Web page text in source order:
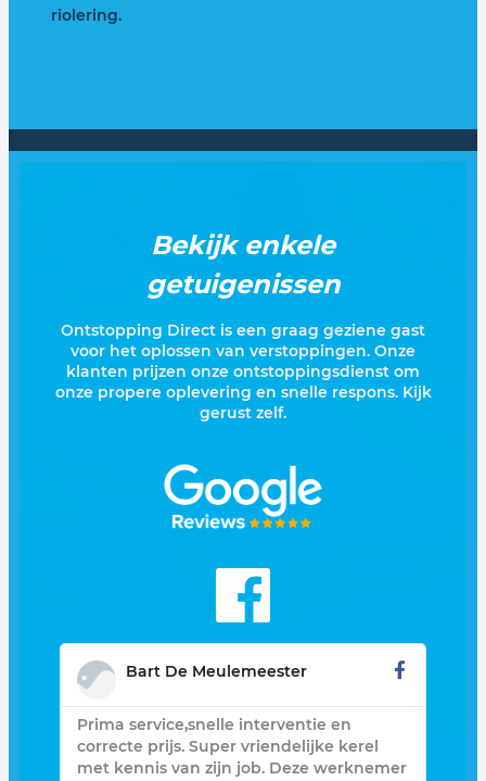
riolering.
Bekijk enkele
getuigenissen
Ontstopping Direct is een graag geziene gast
voor het oplossen van verstoppingen. Onze
klanten prijzen onze ontstoppingsdienst om
onze propere oplevering en snelle respons. Kijk
gerust zelf.
Bart De Meulemeester
Prima service,snelle interventie en
correcte prijs. Super vriendelijke kerel
met kennis van zijn job. Deze werknemer